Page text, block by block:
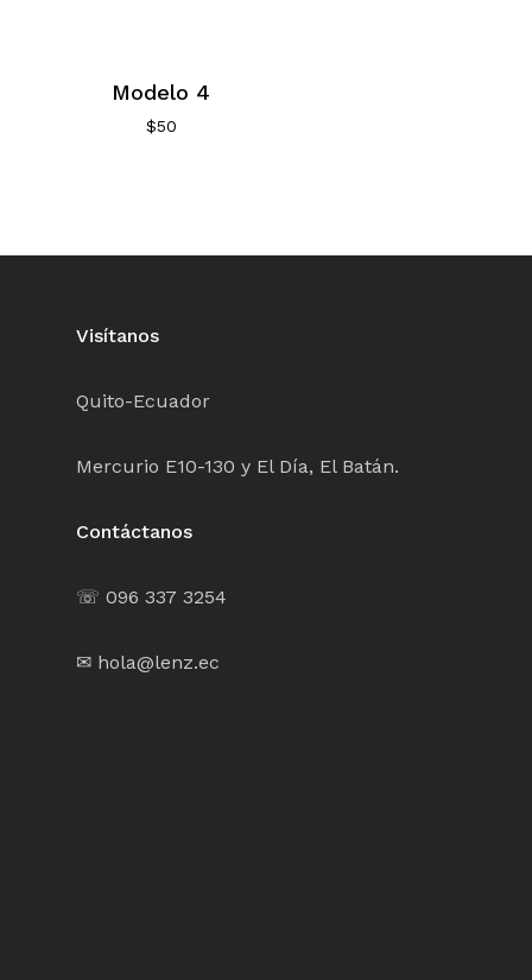
Modelo 4
$50
Visítanos
Quito-Ecuador
Mercurio E10-130 y El Día, El Batán.
Contáctanos
☏ 096 337 3254
✉ hola@lenz.ec